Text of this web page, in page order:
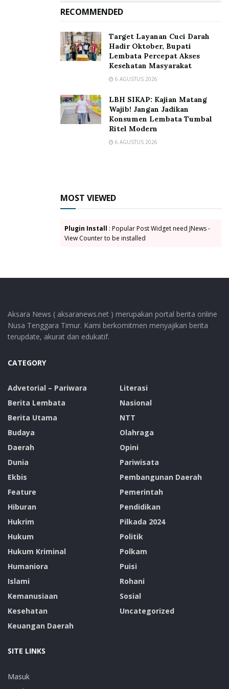
Sekda Lembata
RECOMMENDED
Target Layanan Cuci Darah
Hadir Oktober, Bupati
Lembata Percepat Akses
Kesehatan Masyarakat
6 AGUSTUS 2026
LBH SIKAP: Kajian Matang
Wajib! Jangan Jadikan
Konsumen Lembata Tumbal
Ritel Modern
6 AGUSTUS 2026
MOST VIEWED
Plugin Install : Popular Post Widget need JNews -
View Counter to be installed
Aksara News ( aksaranews.net ) merupakan portal berita online
Nusa Tenggara Timur. Kami berkomitmen menyajikan berita
terupdate, akurat dan edukatif.
CATEGORY
Advetorial – Pariwara
Berita Lembata
Berita Utama
Budaya
Daerah
Dunia
Ekbis
Feature
Hiburan
Hukrim
Hukum
Hukum Kriminal
Humaniora
Islami
Kemanusiaan
Kesehatan
Keuangan Daerah
Literasi
Nasional
NTT
Olahraga
Opini
Pariwisata
Pembangunan Daerah
Pemerintah
Pendidikan
Pilkada 2024
Politik
Polkam
Puisi
Rohani
Sosial
Uncategorized
SITE LINKS
Masuk